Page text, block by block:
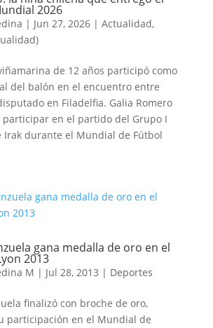
2026
| Jun 27, 2026| Actualidad,
de 12 años participó como
del balón en el encuentro entre
en Filadelfia. Galia Romero
en el partido del Grupo I
Irak durante el Mundial de Fútbol
gana medalla de oro en el
2013
M | Jul 28, 2013 | Deportes
finalizó con broche de oro,
participación en el Mundial de